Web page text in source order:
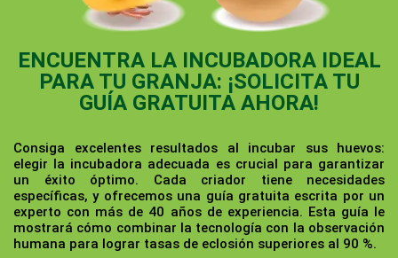
ENCUENTRA LA INCUBADORA IDEAL
PARA TU GRANJA: ¡SOLICITA TU
GUÍA GRATUITA AHORA!
Consiga excelentes resultados al incubar sus huevos:
elegir la incubadora adecuada es crucial para garantizar
un éxito óptimo. Cada criador tiene necesidades
específicas, y ofrecemos una guía gratuita escrita por un
experto con más de 40 años de experiencia. Esta guía le
mostrará cómo combinar la tecnología con la observación
humana para lograr tasas de eclosión superiores al 90 %.